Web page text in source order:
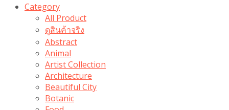
Category
All Product
ดูสินค้าจริง
Abstract
Animal
Artist Collection
Architecture
Beautiful City
Botanic